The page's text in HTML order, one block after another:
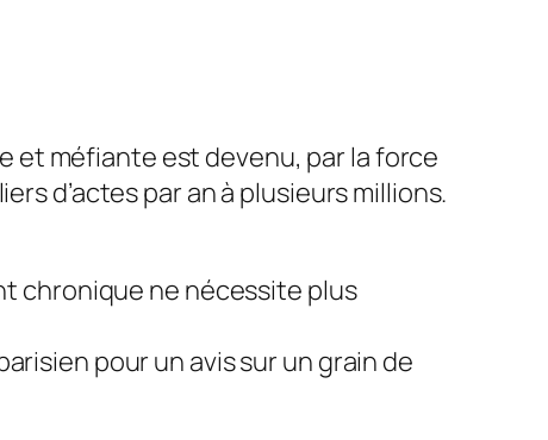
et méfiante est devenu, par la force
d’actes par an à plusieurs millions.
chronique ne nécessite plus
pour un avis sur un grain de